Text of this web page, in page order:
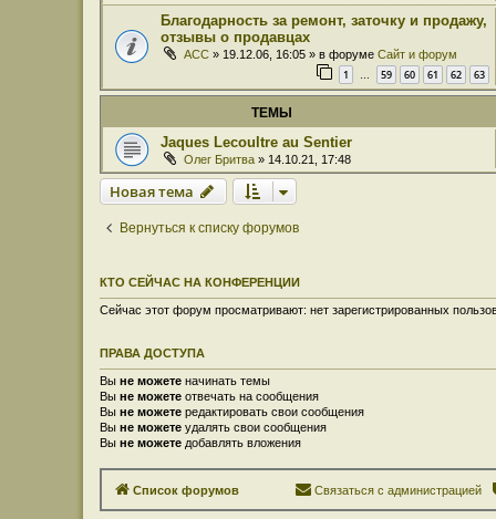
Благодарность за ремонт, заточку и продажу,
отзывы о продавцах
ACC » 19.12.06, 16:05 » в форуме Сайт и форум
1 … 59 60 61 62 63
ТЕМЫ
Jaques Lecoultre au Sentier
Олег Бритва » 14.10.21, 17:48
Новая тема
Вернуться к списку форумов
КТО СЕЙЧАС НА КОНФЕРЕНЦИИ
Сейчас этот форум просматривают: нет зарегистрированных
ПРАВА ДОСТУПА
Вы не можете начинать темы
Вы не можете отвечать на сообщения
Вы не можете редактировать свои сообщения
Вы не можете удалять свои сообщения
Вы не можете добавлять вложения
Список форумов Связаться с администрацией